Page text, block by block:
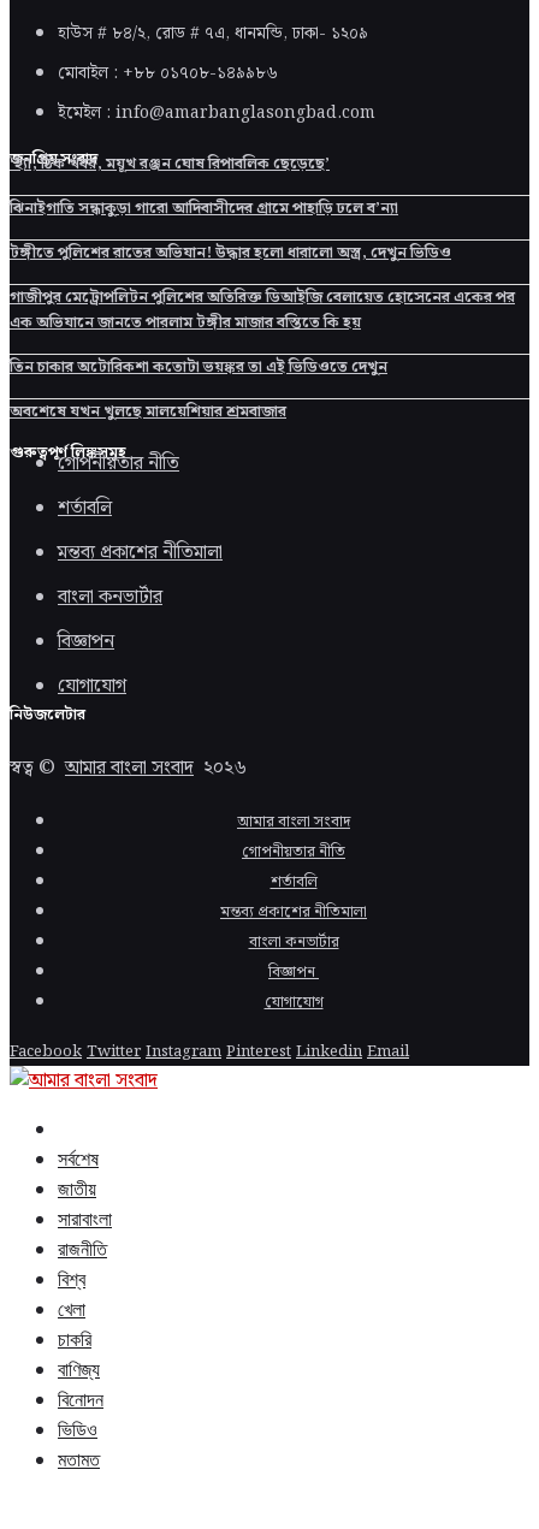
হাউস # ৮৪/২, রোড # ৭এ, ধানমন্ডি, ঢাকা- ১২০৯
মোবাইল : +৮৮ ০১৭০৮-১৪৯৯৮৬
ইমেইল : info@amarbanglasongbad.com
জনপ্রিয় সংবাদ
‘হ্যাঁ, ঠিক খবর, ময়ূখ রঞ্জন ঘোষ রিপাবলিক ছেড়েছে’
ঝিনাইগাতি সন্ধাকুড়া গারো আদিবাসীদের গ্রামে পাহাড়ি ঢলে ব’ন্যা
টঙ্গীতে পুলিশের রাতের অভিযান! উদ্ধার হলো ধারালো অস্ত্র, দেখুন ভিডিও
গাজীপুর মেট্রোপলিটন পুলিশের অতিরিক্ত ডিআইজি বেলায়েত হোসেনের একের পর
এক অভিযানে জানতে পারলাম টঙ্গীর মাজার বস্তিতে কি হয়
তিন চাকার অটোরিকশা কতোটা ভয়ঙ্কর তা এই ভিডিওতে দেখুন
অবশেষে যখন খুলছে মালয়েশিয়ার শ্রমবাজার
গুরুত্বপূর্ণ লিঙ্কসমূহ
গোপনীয়তার নীতি
শর্তাবলি
মন্তব্য প্রকাশের নীতিমালা
বাংলা কনভার্টার
বিজ্ঞাপন
যোগাযোগ
নিউজলেটার
স্বত্ব ©আমার বাংলা সংবাদ ২০২৬
আমার বাংলা সংবাদ
গোপনীয়তার নীতি
শর্তাবলি
মন্তব্য প্রকাশের নীতিমালা
বাংলা কনভার্টার
বিজ্ঞাপন
যোগাযোগ
FacebookTwitterInstagramPinterestLinkedinEmail
সর্বশেষ
জাতীয়
সারাবাংলা
রাজনীতি
বিশ্ব
খেলা
চাকরি
বাণিজ্য
বিনোদন
ভিডিও
মতামত